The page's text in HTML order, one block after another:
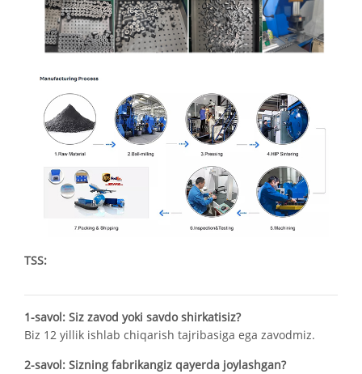
TSS:
1-savol: Siz zavod yoki savdo shirkatisiz?
Biz 12 yillik ishlab chiqarish tajribasiga ega zavodmiz.
2-savol: Sizning fabrikangiz qayerda joylashgan?